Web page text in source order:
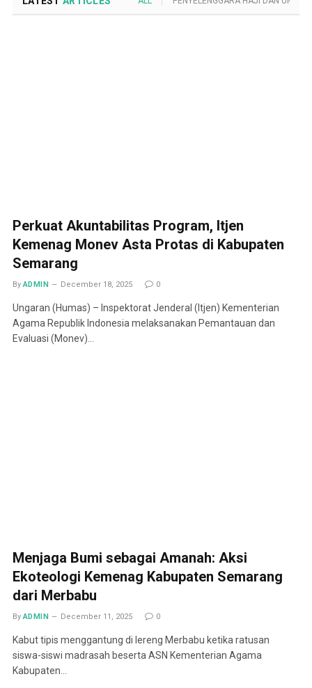
Perkuat Akuntabilitas Program, Itjen
Kemenag Monev Asta Protas di Kabupaten
Semarang
By ADMIN December 18, 2025 0
Ungaran (Humas) – Inspektorat Jenderal (Itjen) Kementerian
Agama Republik Indonesia melaksanakan Pemantauan dan
Evaluasi (Monev)…
Menjaga Bumi sebagai Amanah: Aksi
Ekoteologi Kemenag Kabupaten Semarang
dari Merbabu
By ADMIN December 11, 2025 0
Kabut tipis menggantung di lereng Merbabu ketika ratusan
siswa-siswi madrasah beserta ASN Kementerian Agama
Kabupaten…